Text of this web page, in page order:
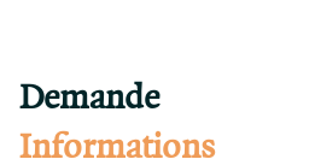
Demande
Informations